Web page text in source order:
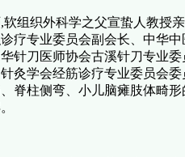
,软组织外科学之父宣蛰人教授
疗专业委员会副会长、中华
针刀医师协会古溪针刀专业
灸学会经筋诊疗专业委员会
脊柱侧弯、小儿脑瘫肢体畸